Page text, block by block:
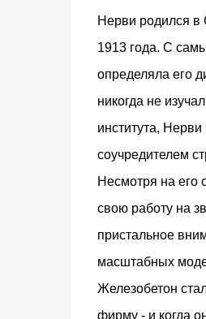
Нерви родился в
1913 года. С
определяла его
никогда не
института,
соучредителем
Несмотря на его
свою работу на
пристальное
масштабных
Железобетон
фирму - и когда